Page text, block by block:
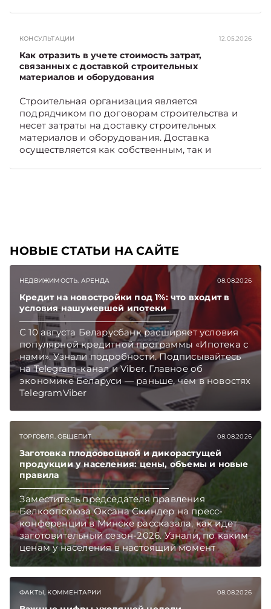
КОНСУЛЬТАЦИИ 12.05.2026
Как отразить в учете стоимость затрат,
связанных с доставкой строительных
материалов и оборудования
Строительная организация является
подрядчиком по договорам строительства и
несет затраты на доставку строительных
материалов и оборудования. Доставка
осуществляется как собственным, так и
НОВЫЕ СТАТЬИ НА САЙТЕ
НЕДВИЖИМОСТЬ. АРЕНДА 08.08.2026
Кредит на новостройки под 1%: что входит в
условия нашумевшей ипотеки
С 10 августа Беларусбанк расширяет условия
популярной кредитной программы «Ипотека с
нами». Узнали подробности. Подписывайтесь
на Telegram‑канал и Viber. Главное об
экономике Беларуси — раньше, чем в новостях
TelegramViber
ТОРГОВЛЯ. ОБЩЕПИТ 08.08.2026
Заготовка плодоовощной и дикорастущей
продукции у населения: цены, объемы и новые
правила
Заместитель председателя правления
Белкоопсоюза Оксана Скиндер на пресс-
конференции в Минске рассказала, как идет
заготовительный сезон-2026. Узнали, по каким
ценам у населения в настоящий момент
закупают продукцию, сколько
как изменились правила игры в текущем году.
Подписывайтесь на Telegram‑канал и Viber.
ФАКТЫ, КОММЕНТАРИИ 08.08.2026